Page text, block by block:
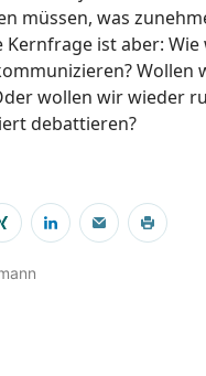
müssen, was
Kernfrage ist aber:
Wollen
wollen wir wieder
debattieren?